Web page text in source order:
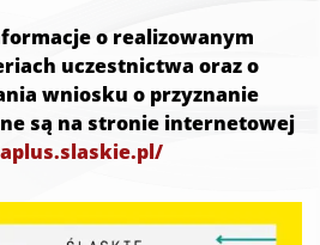
o realizowanym
uczestnictwa oraz o
wniosku o przyznanie
są na stronie internetowej